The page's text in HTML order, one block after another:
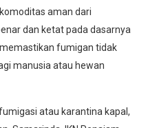
aman dari
dan ketat pada dasarnya
fumigan tidak
manusia atau hewan
atau karantina kapal,